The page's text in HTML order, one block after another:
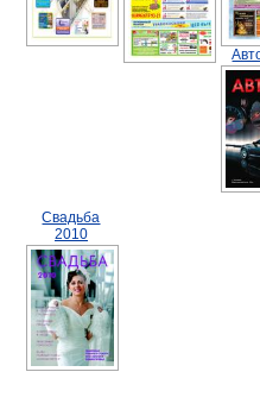
Свадьба
2010